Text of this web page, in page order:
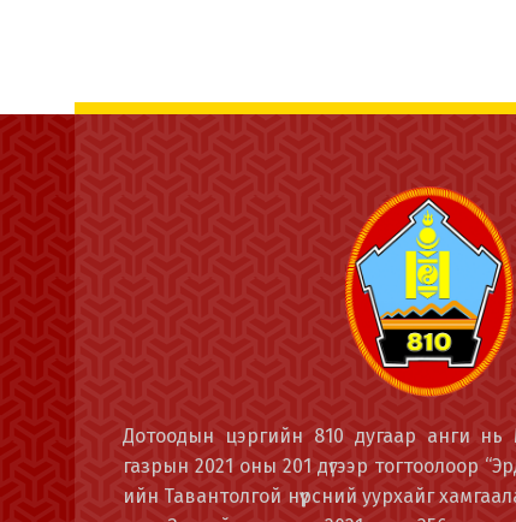
Дотоодын цэргийн 810 дугаар анги нь
газрын 2021 оны 201 дүгээр тогтоолоор
ийн Тавантолгой нүүрсний уурхайг